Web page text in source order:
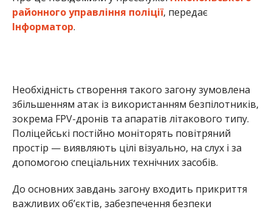
До основних завдань загону входить прикриття
важливих об’єктів, забезпечення безпеки
Після фіксації ворожого дрона бійці оперативно
ухвалюють рішення щодо його знешкодження.
Для цього застосовують засоби радіоелектронної
боротьби або стрілецьку зброю.